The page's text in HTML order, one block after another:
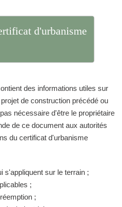
d'urbanisme
des informations utiles sur
de construction précédé ou
nécessaire d'être le propriétaire
de ce document aux autorités
du certificat d'urbanisme
s'appliquent sur le terrain ;
;
;